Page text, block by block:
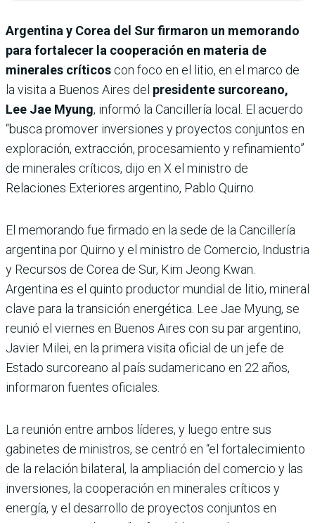
Argentina y Corea del Sur firmaron un memorando
para fortalecer la cooperación en materia de
minerales críticos con foco en el litio, en el marco de
la visita a Buenos Aires del presidente surcoreano,
Lee Jae Myung, informó la Cancillería local. El acuerdo
“busca promover inversiones y proyectos conjuntos en
exploración, extracción, procesamiento y refinamiento”
de minerales críticos, dijo en X el ministro de
Relaciones Exteriores argentino, Pablo Quirno.
El memorando fue firmado en la sede de la Cancillería
argentina por Quirno y el ministro de Comercio, Industria
y Recursos de Corea de Sur, Kim Jeong Kwan.
Argentina es el quinto productor mundial de litio, mineral
clave para la transición energética. Lee Jae Myung, se
reunió el viernes en Buenos Aires con su par argentino,
Javier Milei, en la primera visita oficial de un jefe de
Estado surcoreano al país sudamericano en 22 años,
informaron fuentes oficiales.
La reunión entre ambos líderes, y luego entre sus
gabinetes de ministros, se centró en “el fortalecimiento
de la relación bilateral, la ampliación del comercio y las
inversiones, la cooperación en minerales críticos y
energía, y el desarrollo de proyectos conjuntos en